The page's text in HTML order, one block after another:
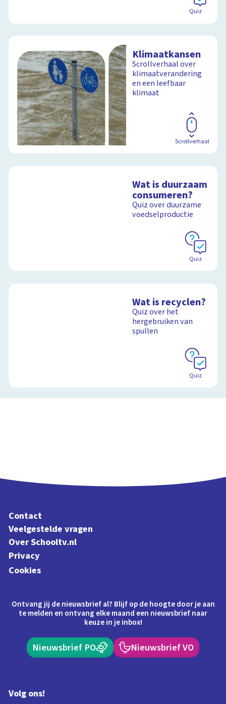
Quiz
Klimaatkansen
Scrollverhaal over
klimaatverandering
en een leefbaar
klimaat
Scrollverhaal
Wat is duurzaam
consumeren?
Quiz over duurzame
voedselproductie
Quiz
Wat is recyclen?
Quiz over het
hergebruiken van
spullen
Quiz
Contact
Veelgestelde vragen
Over Schooltv.nl
Privacy
Cookies
Ontvang jij de nieuwsbrief al? Blijf op de hoogte door je aan
te melden en ontvang elke maand een nieuwsbrief naar
keuze in je inbox!
Nieuwsbrief PO Nieuwsbrief VO
Volg ons!